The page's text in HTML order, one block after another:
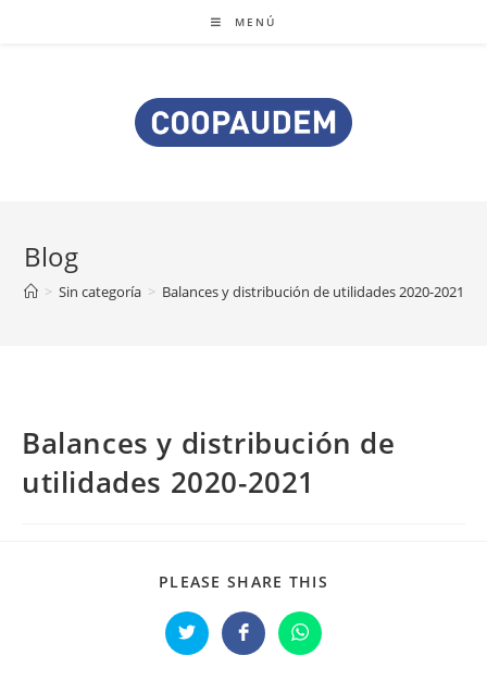
MENÚ
Blog
> Sin categoría > Balances y distribución de utilidades 2020-2021
Balances y distribución de
utilidades 2020-2021
PLEASE SHARE THIS